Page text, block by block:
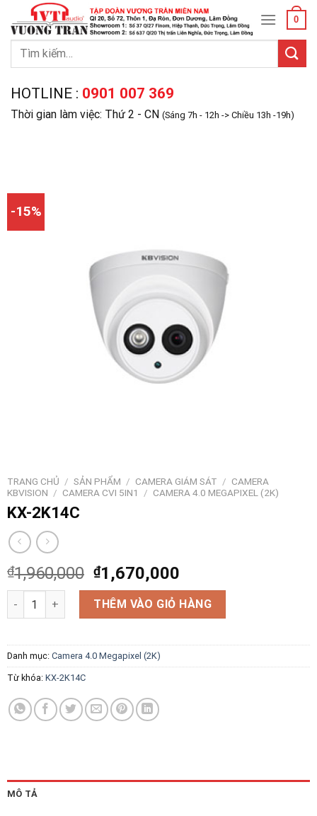
content
0
Tìm
HOTLINE : 0901 007 369
Thời gian làm việc: Thứ 2 - CN (Sáng 7h - 12h -> Chiều 13h -19h)
-15%
TRANG CHỦ / SẢN PHẨM / CAMERA GIÁM SÁT / CAMERA
KBVISION / CAMERA CVI 5IN1 / CAMERA 4.0 MEGAPIXEL (2K)
KX-2K14C
₫1,960,000 ₫1,670,000
KX-2K14C số lượngTHÊM VÀO GIỎ HÀNG
Danh mục: Camera 4.0 Megapixel (2K)
Từ khóa: KX-2K14C
MÔ TẢ